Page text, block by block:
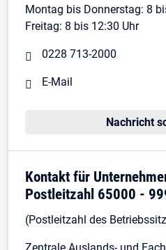
Montag bis Donnerstag: 8
Freitag: 8 bis 12:30 Uhr
0228 713-2000
E-Mail
Nachricht
Kontakt für
Postleitzahl 65000 -
(Postleitzahl des